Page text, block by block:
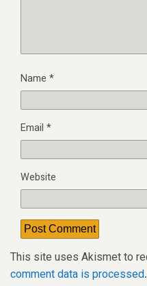
Name *
Email *
Website
This site uses Akismet to
comment data is processed.